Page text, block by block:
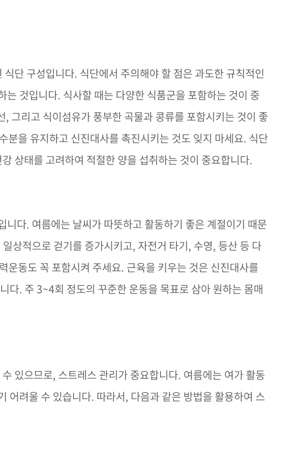
단 구성입니다. 식단에서 주의해야 할 점은 과도한 규칙적인
는 것입니다. 식사할 때는 다양한 식품군을 포함하는 것이 중
그리고 식이섬유가 풍부한 곡물과 콩류를 포함시키는 것이 좋
분을 유지하고 신진대사를 촉진시키는 것도 잊지 마세요. 식단
상태를 고려하여 적절한 양을 섭취하는 것이 중요합니다.
니다. 여름에는 날씨가 따뜻하고 활동하기 좋은 계절이기 때문
상적으로 걷기를 증가시키고, 자전거 타기, 수영, 등산 등 다
운동도 꼭 포함시켜 주세요. 근육을 키우는 것은 신진대사를
다. 주 3~4회 정도의 꾸준한 운동을 목표로 삼아 원하는 몸매
있으므로, 스트레스 관리가 중요합니다. 여름에는 여가 활동
어려울 수 있습니다. 따라서, 다음과 같은 방법을 활용하여 스